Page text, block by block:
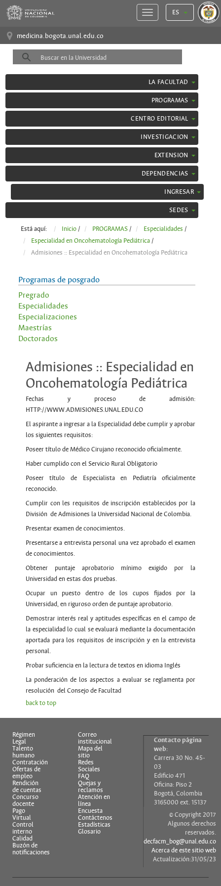
ES
medicina.bogota.unal.edu.co
LA FACULTAD
PROGRAMAS
CENTRO EDITORIAL
INVESTIGACION
EXTENSION
DEPENDENCIAS
INGRESAR
SEDES
Está aquí: Inicio / PROGRAMAS / Especialidades /
Especialidad en Oncohematología Pediátrica /
Admisiones :: Especialidad en Oncohematología Pediátrica
Programas de posgrado
Pregrado
Especialidades
Especializaciones
Maestrías
Doctorados
Admisiones :: Especialidad en
Oncohematología Pediátrica
Fechas y proceso de admisión:
HTTP://WWW.ADMISIONES.UNAL.EDU.CO
El aspirante a ingresar a la Especialidad debe cumplir y aprobar
los siguientes requisitos:
Poseer título de Médico Cirujano reconocido oficialmente.
Haber cumplido con el Servicio Rural Obligatorio
Poseer título de Especialista en Pediatría oficialmente
reconocido.
Cumplir con les requisitos de inscripción establecidos por la
División de Admisiones la Universidad Nacional de Colombia.
Presentar examen de conocimientos.
Presentarse a entrevista personal una vez aprobado el examen
de conocimientos.
Obtener puntaje aprobatorio mínimo exigido por la
Universidad en estas dos pruebas.
Ocupar un puesto dentro de los cupos fijados por la
Universidad, en riguroso orden de puntaje aprobatorio.
Demostrar interés real y aptitudes específicas en el campo de
la especialidad lo cual se evaluará mediante la documentación
aportada para los requisitos de inscripción y en la entrevista
personal.
Probar suficiencia en la lectura de textos en idioma Inglés
La ponderación de los aspectos a evaluar se reglamenta por
resolución del Consejo de Facultad
back to top
Régimen
Legal
Talento
humano
Contratación
Ofertas de
empleo
Rendición
de cuentas
Concurso
docente
Pago
Virtual
Control
interno
Calidad
Buzón de
notificaciones
Correo
institucional
Mapa del
sitio
Redes
Sociales
FAQ
Quejas y
reclamos
Atención en
línea
Encuesta
Contáctenos
Estadísticas
Glosario
Contacto página
web:
Carrera 30 No. 45-
03
Edificio 471
Oficina: Piso 2
Bogotá, Colombia
3165000 ext. 15137
© Copyright 2017
Algunos derechos
reservados.
decfacm_bog@unal.edu.co
Acerca de este sitio web
Actualización:31/05/23